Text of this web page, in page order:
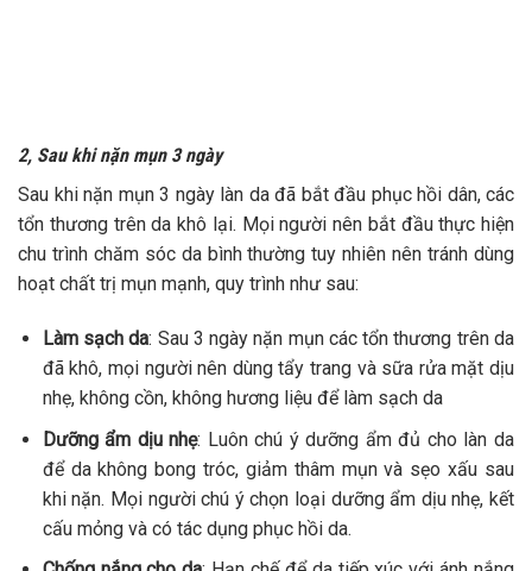
2, Sau khi nặn mụn 3 ngày
Sau khi nặn mụn 3 ngày làn da đã bắt đầu phục hồi dân, các
tổn thương trên da khô lại. Mọi người nên bắt đầu thực hiện
chu trình chăm sóc da bình thường tuy nhiên nên tránh dùng
hoạt chất trị mụn mạnh, quy trình như sau:
Làm sạch da: Sau 3 ngày nặn mụn các tổn thương trên da
đã khô, mọi người nên dùng tẩy trang và sữa rửa mặt dịu
nhẹ, không cồn, không hương liệu để làm sạch da
Dưỡng ẩm dịu nhẹ: Luôn chú ý dưỡng ẩm đủ cho làn da
để da không bong tróc, giảm thâm mụn và sẹo xấu sau
khi nặn. Mọi người chú ý chọn loại dưỡng ẩm dịu nhẹ, kết
cấu mỏng và có tác dụng phục hồi da.